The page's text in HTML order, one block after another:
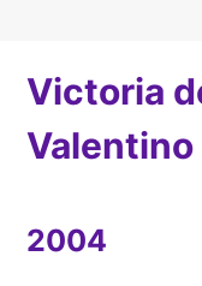
Victoria
Valentino
2004